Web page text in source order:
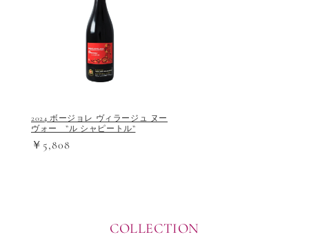
2024 ボージョレ ヴィラージュ ヌー
ヴォー ”ル シャピートル”
￥5,808
COLLECTION